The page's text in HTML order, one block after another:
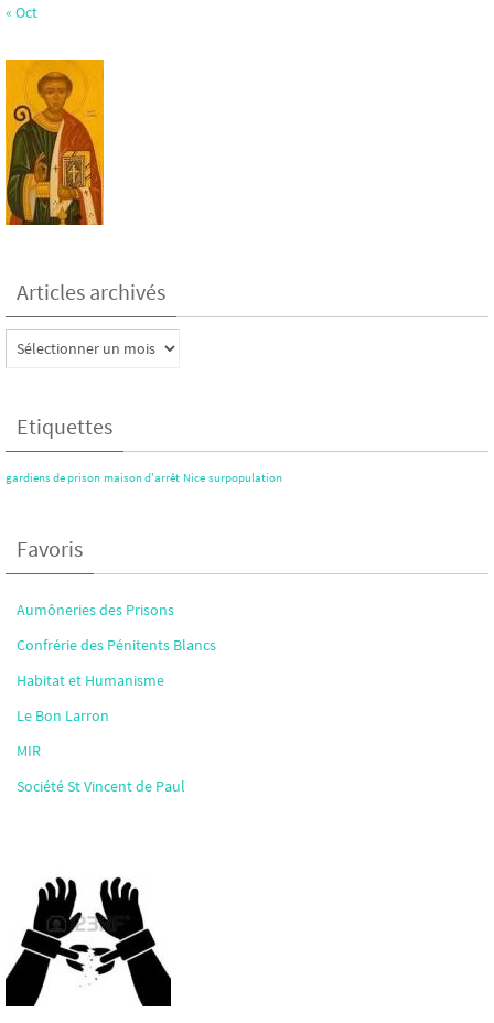
« Oct
Articles archivés
Articles
archivés
Etiquettes
gardiens de prison maison d'arrêt Nice surpopulation
Favoris
Aumôneries des Prisons
Confrérie des Pénitents Blancs
Habitat et Humanisme
Le Bon Larron
MIR
Société St Vincent de Paul